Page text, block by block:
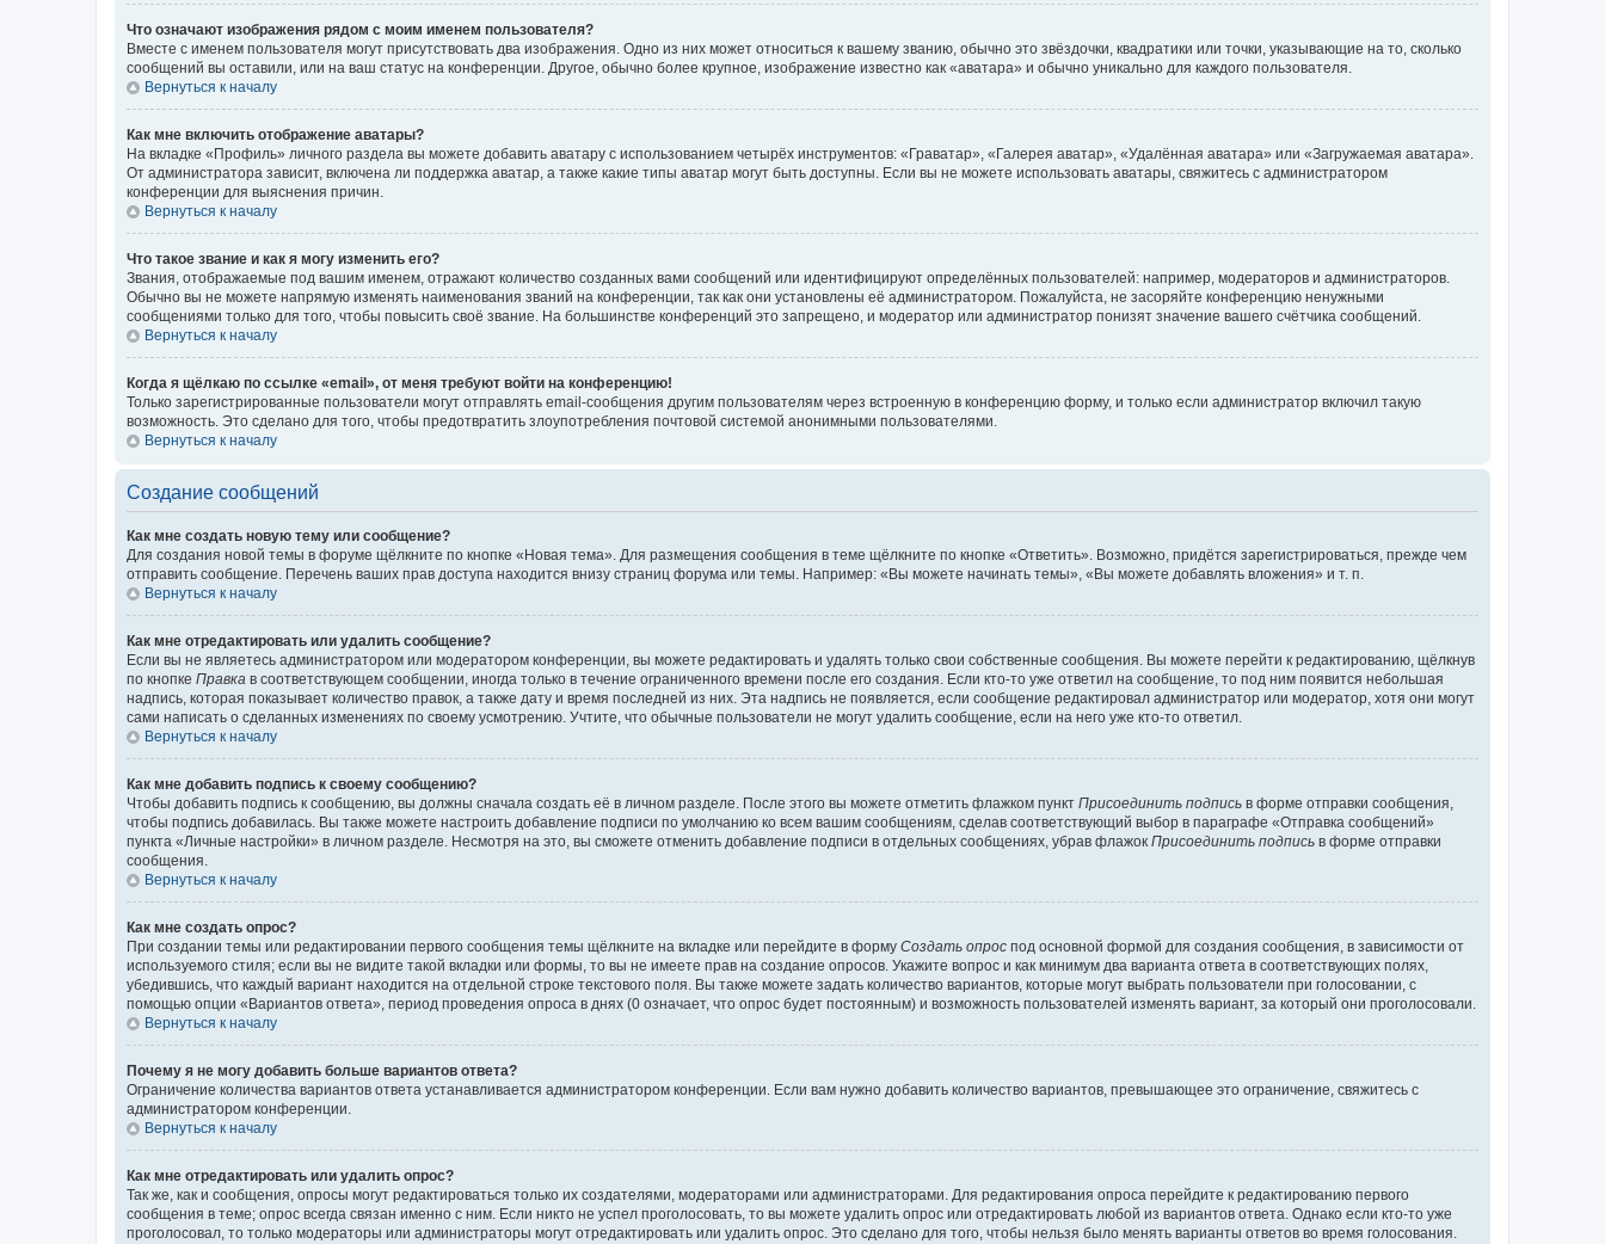
Что означают изображения рядом с моим именем пользователя?
Вместе с именем пользователя могут присутствовать два изображения. Одно из них может относиться к вашему званию, обычно это звёздочки, квадратики или точки, указывающие на то, сколько
сообщений вы оставили, или на ваш статус на конференции. Другое, обычно более крупное, изображение известно как «аватара» и обычно уникально для каждого пользователя.
Вернуться к началу
Как мне включить отображение аватары?
На вкладке «Профиль» личного раздела вы можете добавить аватару с использованием четырёх инструментов: «Граватар», «Галерея аватар», «Удалённая аватара» или «Загружаемая аватара».
От администратора зависит, включена ли поддержка аватар, а также какие типы аватар могут быть доступны. Если вы не можете использовать аватары, свяжитесь с администратором
конференции для выяснения причин.
Вернуться к началу
Что такое звание и как я могу изменить его?
Звания, отображаемые под вашим именем, отражают количество созданных вами сообщений или идентифицируют определённых пользователей: например, модераторов и администраторов.
Обычно вы не можете напрямую изменять наименования званий на конференции, так как они установлены её администратором. Пожалуйста, не засоряйте конференцию ненужными
сообщениями только для того, чтобы повысить своё звание. На большинстве конференций это запрещено, и модератор или администратор понизят значение вашего счётчика сообщений.
Вернуться к началу
Когда я щёлкаю по ссылке «email», от меня требуют войти на конференцию!
Только зарегистрированные пользователи могут отправлять email-сообщения другим пользователям через встроенную в конференцию форму, и только если администратор включил такую
возможность. Это сделано для того, чтобы предотвратить злоупотребления почтовой системой анонимными пользователями.
Вернуться к началу
Создание сообщений
Как мне создать новую тему или сообщение?
Для создания новой темы в форуме щёлкните по кнопке «Новая тема». Для размещения сообщения в теме щёлкните по кнопке «Ответить». Возможно, придётся зарегистрироваться, прежде чем
отправить сообщение. Перечень ваших прав доступа находится внизу страниц форума или темы. Например: «Вы можете начинать темы», «Вы можете добавлять вложения» и т. п.
Вернуться к началу
Как мне отредактировать или удалить сообщение?
Если вы не являетесь администратором или модератором конференции, вы можете редактировать и удалять только свои собственные сообщения. Вы можете перейти к редактированию, щёлкнув
по кнопке Правка в соответствующем сообщении, иногда только в течение ограниченного времени после его создания. Если кто-то уже ответил на сообщение, то под ним появится небольшая
надпись, которая показывает количество правок, а также дату и время последней из них. Эта надпись не появляется, если сообщение редактировал администратор или модератор, хотя они могут
сами написать о сделанных изменениях по своему усмотрению. Учтите, что обычные пользователи не могут удалить сообщение, если на него уже кто-то ответил.
Вернуться к началу
Как мне добавить подпись к своему сообщению?
Чтобы добавить подпись к сообщению, вы должны сначала создать её в личном разделе. После этого вы можете отметить флажком пункт Присоединить подпись в форме отправки сообщения,
чтобы подпись добавилась. Вы также можете настроить добавление подписи по умолчанию ко всем вашим сообщениям, сделав соответствующий выбор в параграфе «Отправка сообщений»
пункта «Личные настройки» в личном разделе. Несмотря на это, вы сможете отменить добавление подписи в отдельных сообщениях, убрав флажок Присоединить подпись в форме отправки
сообщения.
Вернуться к началу
Как мне создать опрос?
При создании темы или редактировании первого сообщения темы щёлкните на вкладке или перейдите в форму Создать опрос под основной формой для создания сообщения, в зависимости от
используемого стиля; если вы не видите такой вкладки или формы, то вы не имеете прав на создание опросов. Укажите вопрос и как минимум два варианта ответа в соответствующих полях,
убедившись, что каждый вариант находится на отдельной строке текстового поля. Вы также можете задать количество вариантов, которые могут выбрать пользователи при голосовании, с
помощью опции «Вариантов ответа», период проведения опроса в днях (0 означает, что опрос будет постоянным) и возможность пользователей изменять вариант, за который они проголосовали.
Вернуться к началу
Почему я не могу добавить больше вариантов ответа?
Ограничение количества вариантов ответа устанавливается администратором конференции. Если вам нужно добавить количество вариантов, превышающее это ограничение, свяжитесь с
администратором конференции.
Вернуться к началу
Как мне отредактировать или удалить опрос?
Так же, как и сообщения, опросы могут редактироваться только их создателями, модераторами или администраторами. Для редактирования опроса перейдите к редактированию первого
сообщения в теме; опрос всегда связан именно с ним. Если никто не успел проголосовать, то вы можете удалить опрос или отредактировать любой из вариантов ответа. Однако если кто-то уже
проголосовал, то только модераторы или администраторы могут отредактировать или удалить опрос. Это сделано для того, чтобы нельзя было менять варианты ответов во время голосования.